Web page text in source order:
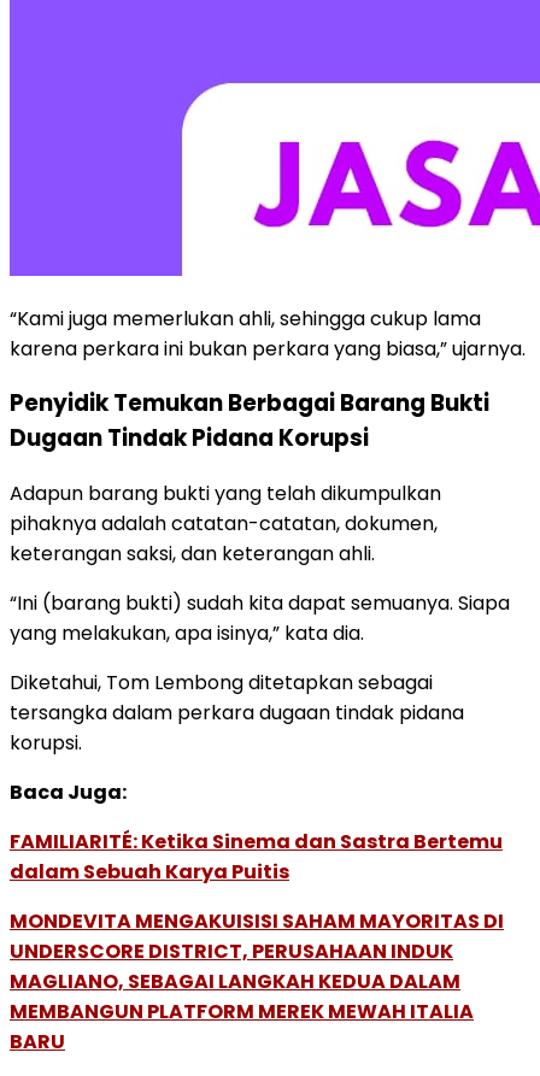
“Kami juga memerlukan ahli, sehingga cukup lama
karena perkara ini bukan perkara yang biasa,” ujarnya.
Penyidik Temukan Berbagai Barang Bukti
Dugaan Tindak Pidana Korupsi
Adapun barang bukti yang telah dikumpulkan
pihaknya adalah catatan-catatan, dokumen,
keterangan saksi, dan keterangan ahli.
“Ini (barang bukti) sudah kita dapat semuanya. Siapa
yang melakukan, apa isinya,” kata dia.
Diketahui, Tom Lembong ditetapkan sebagai
tersangka dalam perkara dugaan tindak pidana
korupsi.
Baca Juga:
FAMILIARITÉ: Ketika Sinema dan Sastra Bertemu
dalam Sebuah Karya Puitis
MONDEVITA MENGAKUISISI SAHAM MAYORITAS DI
UNDERSCORE DISTRICT, PERUSAHAAN INDUK
MAGLIANO, SEBAGAI LANGKAH KEDUA DALAM
MEMBANGUN PLATFORM MEREK MEWAH ITALIA
BARU